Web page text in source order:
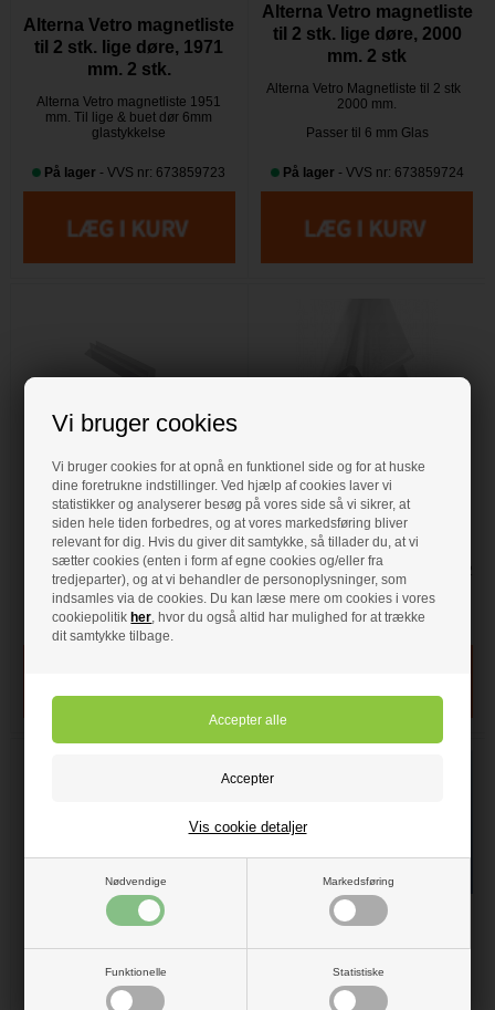
Vi bruger cookies
Vi bruger cookies for at opnå en funktionel side og for at huske
dine foretrukne indstillinger. Ved hjælp af cookies laver vi
statistikker og analyserer besøg på vores side så vi sikrer, at
siden hele tiden forbedres, og at vores markedsføring bliver
relevant for dig. Hvis du giver dit samtykke, så tillader du, at vi
sætter cookies (enten i form af egne cookies og/eller fra
tredjeparter), og at vi behandler de personoplysninger, som
indsamles via de cookies. Du kan læse mere om cookies i vores
cookiepolitikher , hvor du også altid har mulighed for at trække
dit samtykke tilbage.
Nødvendige Markedsføring
Funktionelle Statistiske
Vis cookie detaljer
Alterna Vetro magnetliste
til 2 stk. lige døre, 1971
mm. 2 stk.
Alterna Vetro magnetliste 1951
mm. Til lige & buet dør 6mm
glastykkelse
På lager - VVS nr: 673859723
Alterna Vetro magnetliste
til 2 stk. lige døre, 2000
mm. 2 stk
Alterna Vetro Magnetliste til 2 stk
2000 mm.
Passer til 6 mm Glas
På lager- VVS nr: 673859724
49,00 DKK
Alterna Vetro skrabeliste
1000 mm, 2 stk.
Alterna Vetro skrabeliste 1000 mm,
2 stk.
På lager- VVS nr: 673859740
69,00 DKK
Alterna Vetro skrabeliste
825 mm, 2 stk.
Alterna Vetro skrabeliste 825 mm, 2
stk.
På lager- VVS nr: 673859741
195,00 DKK
Dansani Bruseskraber i
krom inkl. grå silikone
krog
319,00 DKK
Krom loftbeslag til
fritstående væg Cassøe
slim